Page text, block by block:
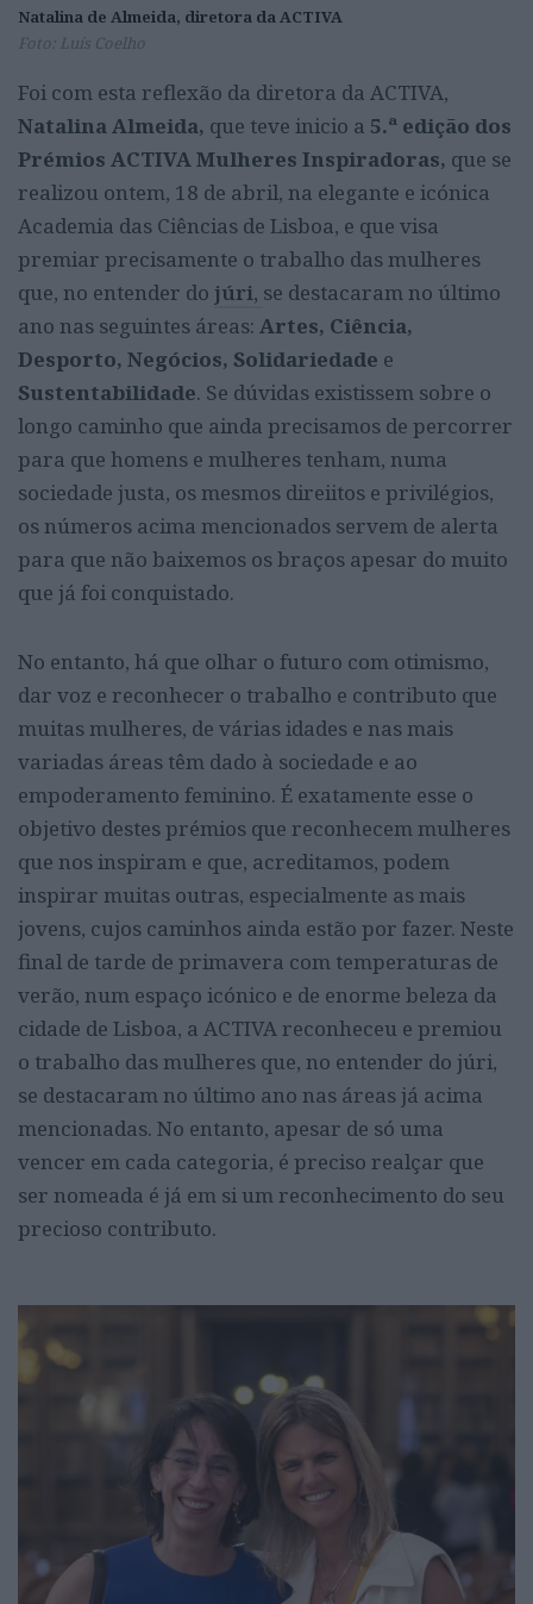
Natalina de Almeida, diretora da ACTIVA
Foto: Luís Coelho
Foi com esta reflexão da diretora da ACTIVA,
Natalina Almeida, que teve inicio a 5.ª edição dos
Prémios ACTIVA Mulheres Inspiradoras, que se
realizou ontem, 18 de abril, na elegante e icónica
Academia das Ciências de Lisboa, e que visa
premiar precisamente o trabalho das mulheres
que, no entender do júri, se destacaram no último
ano nas seguintes áreas: Artes, Ciência,
Desporto, Negócios, Solidariedade e
Sustentabilidade. Se dúvidas existissem sobre o
longo caminho que ainda precisamos de percorrer
para que homens e mulheres tenham, numa
sociedade justa, os mesmos direiitos e privilégios,
os números acima mencionados servem de alerta
para que não baixemos os braços apesar do muito
que já foi conquistado.
No entanto, há que olhar o futuro com otimismo,
dar voz e reconhecer o trabalho e contributo que
muitas mulheres, de várias idades e nas mais
variadas áreas têm dado à sociedade e ao
empoderamento feminino. É exatamente esse o
objetivo destes prémios que reconhecem mulheres
que nos inspiram e que, acreditamos, podem
inspirar muitas outras, especialmente as mais
jovens, cujos caminhos ainda estão por fazer. Neste
final de tarde de primavera com temperaturas de
verão, num espaço icónico e de enorme beleza da
cidade de Lisboa, a ACTIVA reconheceu e premiou
o trabalho das mulheres que, no entender do júri,
se destacaram no último ano nas áreas já acima
mencionadas. No entanto, apesar de só uma
vencer em cada categoria, é preciso realçar que
ser nomeada é já em si um reconhecimento do seu
precioso contributo.